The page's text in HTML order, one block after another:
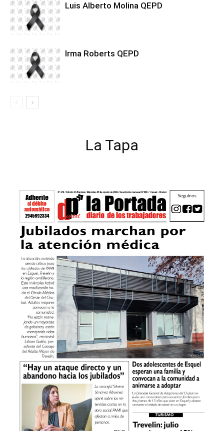
Luis Alberto Molina QEPD
Irma Roberts QEPD
La Tapa